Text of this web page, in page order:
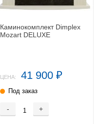
Каминокомплект Dimplex
Mozart DELUXE
ЦЕНА: 41 900 ₽
Под заказ
- +